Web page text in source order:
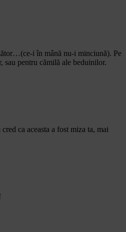
i în mână nu-i minciună). Pe
sau pentru cămilă ale beduinilor.
ca aceasta a fost miza ta, mai